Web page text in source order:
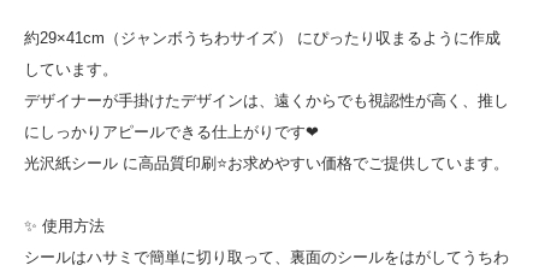
約29×41cm（ジャンボうちわサイズ） にぴったり収まるように作成
しています。
デザイナーが手掛けたデザインは、遠くからでも視認性が高く、推し
にしっかりアピールできる仕上がりです❤
光沢紙シール に高品質印刷⭐お求めやすい価格でご提供しています。
✨ 使用方法
シールはハサミで簡単に切り取って、裏面のシールをはがしてうちわ